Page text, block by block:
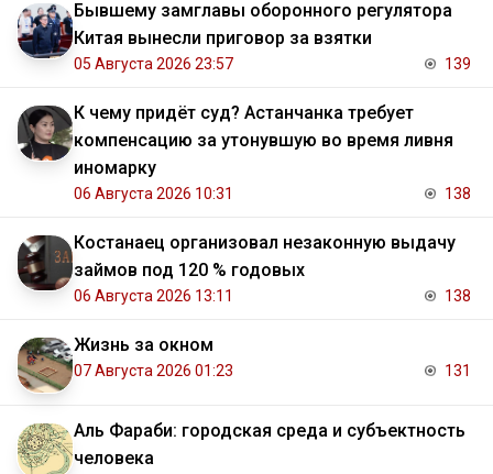
Бывшему замглавы оборонного регулятора
Китая вынесли приговор за взятки
05 Августа 2026 23:57 139
К чему придёт суд? Астанчанка требует
компенсацию за утонувшую во время ливня
иномарку
06 Августа 2026 10:31 138
Костанаец организовал незаконную выдачу
займов под 120 % годовых
06 Августа 2026 13:11 138
Жизнь за окном
07 Августа 2026 01:23 131
Аль Фараби: городская среда и субъектность
человека